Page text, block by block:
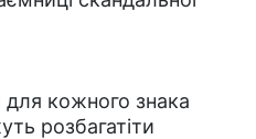
кожного знака
розбагатіти